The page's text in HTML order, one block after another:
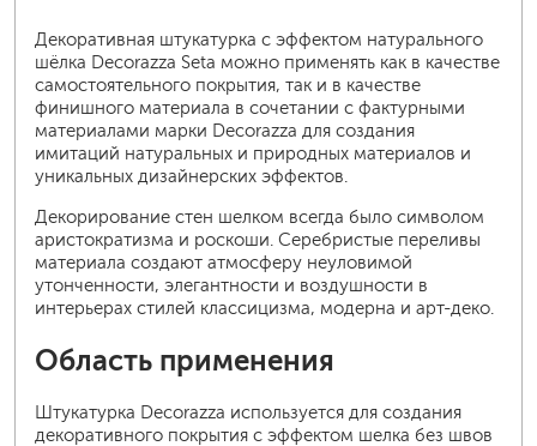
Декоративная штукатурка с эффектом натурального
шёлка Decorazza Seta можно применять как в качестве
самостоятельного покрытия, так и в качестве
финишного материала в сочетании с фактурными
материалами марки Decorazza для создания
имитаций натуральных и природных материалов и
уникальных дизайнерских эффектов.
Декорирование стен шелком всегда было символом
аристократизма и роскоши. Серебристые переливы
материала создают атмосферу неуловимой
утонченности, элегантности и воздушности в
интерьерах стилей классицизма, модерна и арт-деко.
Область применения
Штукатурка Decorazza используется для создания
декоративного покрытия с эффектом шелка без швов